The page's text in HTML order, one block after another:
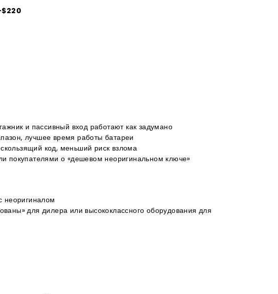
и пассивный вход работают как задумано
лучшее время работы батареи
код, меньший риск взлома
покупателями о «дешевом неоригинальном ключе»
неоригиналом
для дилера или высококлассного оборудования для